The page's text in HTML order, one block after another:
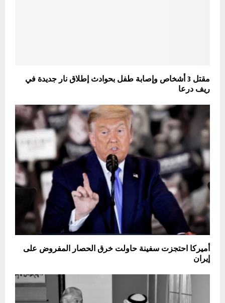
مقتل 3 أشخاص وإصابة طفل بحوادث إطلاق نار جديدة في
ريف درعا
أميركا احتجزت سفينة حاولت خرق الحصار المفروض على
إيران